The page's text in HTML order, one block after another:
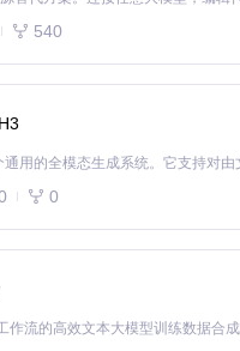
最大回撤容忍度设置为账户净
波动时，系统会自动执行预设
策略优化与验证
的核心竞争力。NOFX平台提供
工具，帮助交易者科学评估策
点：
历史数据，涵盖不同市场状态
点，确保结果的真实性
验证策略的泛化能力
540
0
作流的高效文本大模型训练数据合